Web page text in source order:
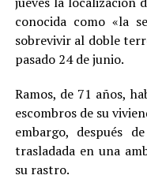
conocida como «la
sobrevivir al doble
pasado 24 de junio.
Ramos, de 71 años,
escombros de su
embargo, después
trasladada en una
su rastro.